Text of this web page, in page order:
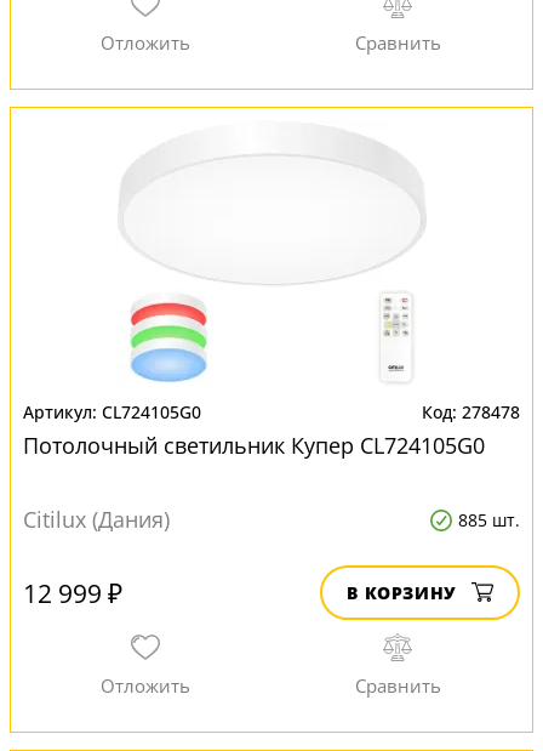
CL724105G0 278478
Потолочный светильник Купер CL724105G0
Citilux (Дания) 885 шт.
12 999 ₽ В КОРЗИНУ